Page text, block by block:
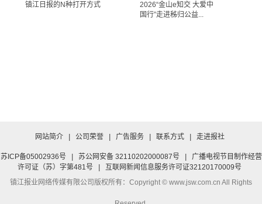
镇江日报的N种打开方式
2026“金山e知交 大爱中
国行”走进秭归公益...
网站简介 公司荣誉 广告服务 联系方式 走进报社
苏ICP备05002936号 苏公网安备 32110202000087号
广播电视节目制作经营
许可证（苏）字第481号
互联网新闻信息服务许可证32120170009号
镇江报业网络传媒有限公司 版权所有：Copyright © www.jsw.com.cn All Rights